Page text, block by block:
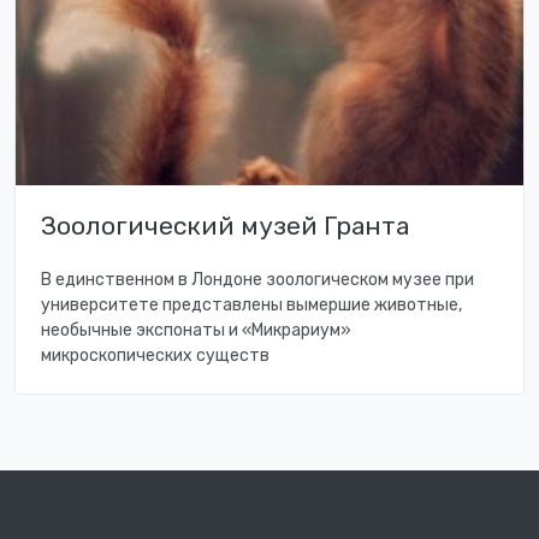
Зоологический музей Гранта
В единственном в Лондоне зоологическом музее при
университете представлены вымершие животные,
необычные экспонаты и «Микрариум»
микроскопических существ